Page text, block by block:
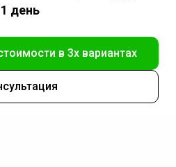
1 день
в 3х вариантах